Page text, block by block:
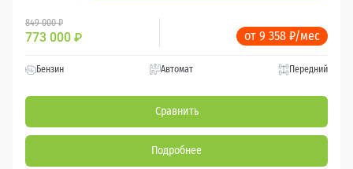
849 000 ₽
773 000 ₽ от 9 358 ₽/мес
Бензин Автомат Передний
Сравнить
Подробнее